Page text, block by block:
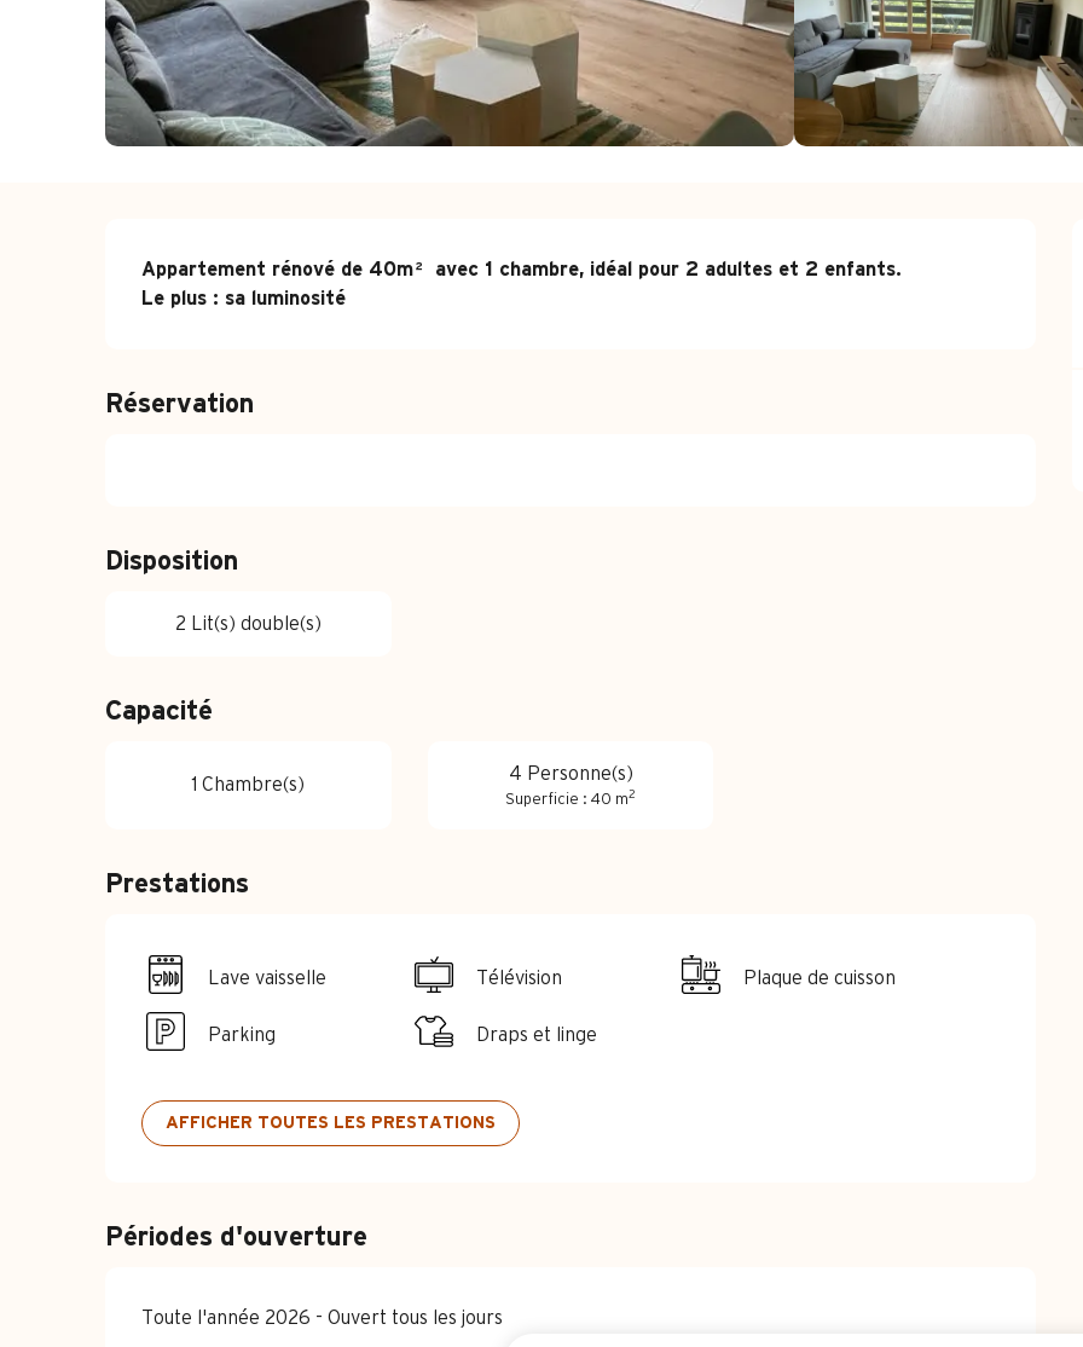
Description
Appartement rénové de 40m² avec 1 chambre, idéal pour 2 adultes et 2 enfants.
Le plus : sa luminosité
Réservation
Disposition
2 Lit(s) double(s)
Capacité
1 Chambre(s)
4 Personne(s)
Superficie : 40 m2
Prestations
Lave vaisselle Télévision Plaque de cuisson
Parking Draps et linge
AFFICHER TOUTES LES PRESTATIONS
Périodes d'ouverture
Toute l'année 2026 - Ouvert tous les jours